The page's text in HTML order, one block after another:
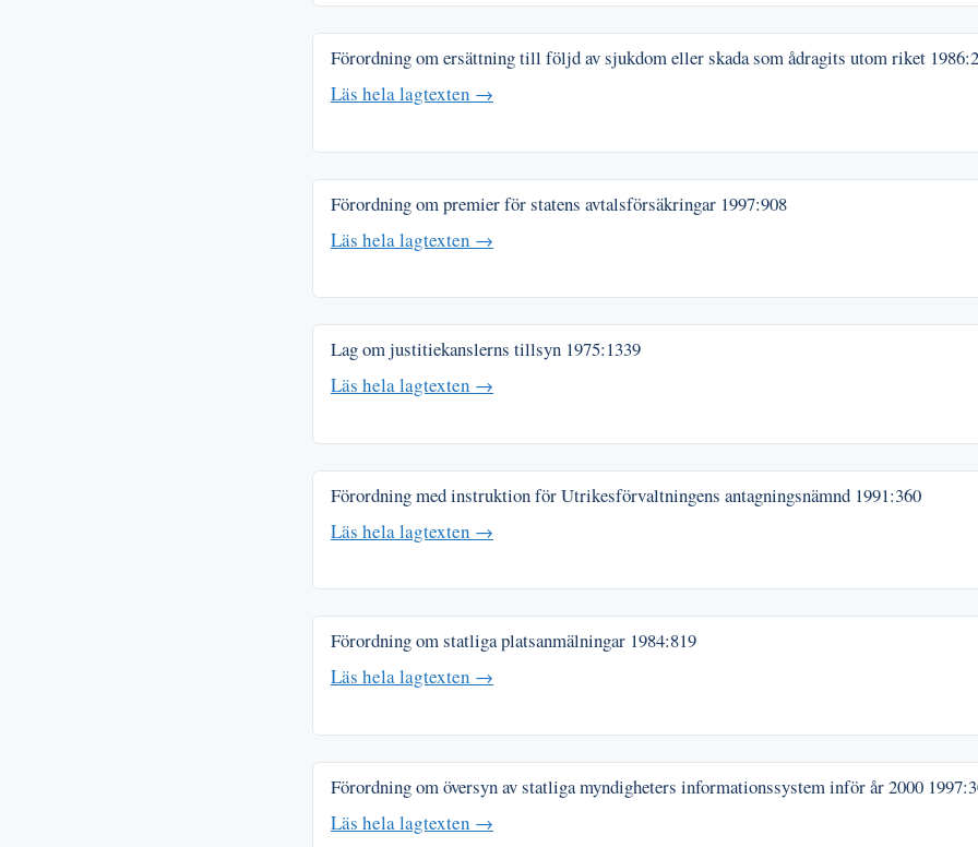
Förordning om ersättning till följd av sjukdom eller skada som ådragits utom riket
Läs hela lagtexten →
Förordning om premier för statens avtalsförsäkringar 1997:908
Läs hela lagtexten →
Lag om justitiekanslerns tillsyn 1975:1339
Läs hela lagtexten →
Förordning med instruktion för Utrikesförvaltningens antagningsnämnd 1991:360
Läs hela lagtexten →
Förordning om statliga platsanmälningar 1984:819
Läs hela lagtexten →
Förordning om översyn av statliga myndigheters informationssystem inför år 2000
Läs hela lagtexten →